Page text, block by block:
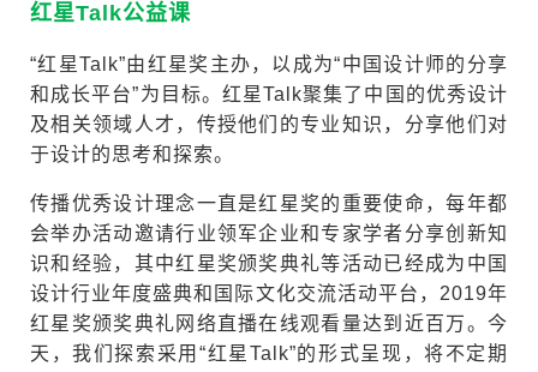
红星Talk公益课
“红星Talk”由红星奖主办，以成为“中国设计师的分享
和成长平台”为目标。红星Talk聚集了中国的优秀设计
及相关领域人才，传授他们的专业知识，分享他们对
于设计的思考和探索。
传播优秀设计理念一直是红星奖的重要使命，每年都
会举办活动邀请行业领军企业和专家学者分享创新知
识和经验，其中红星奖颁奖典礼等活动已经成为中国
设计行业年度盛典和国际文化交流活动平台，2019年
红星奖颁奖典礼网络直播在线观看量达到近百万。今
天，我们探索采用“红星Talk”的形式呈现，将不定期